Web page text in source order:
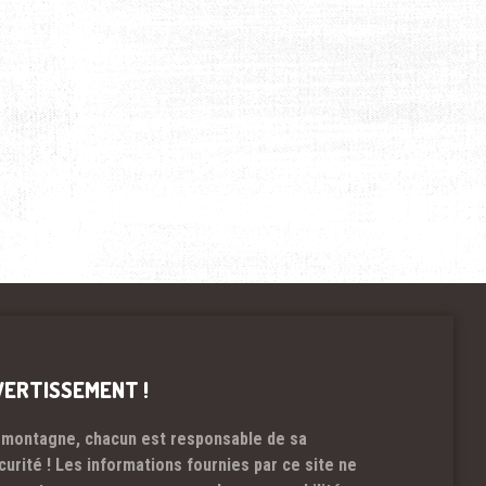
!
montagne, chacun est responsable de sa
! Les informations fournies par ce site ne